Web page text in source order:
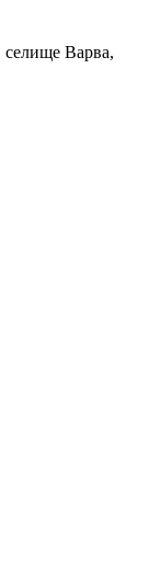
селище Варва,